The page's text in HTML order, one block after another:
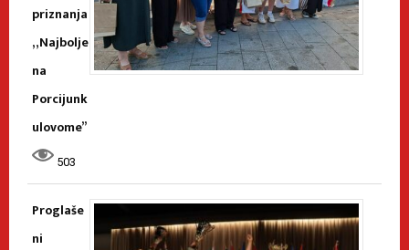
priznanja
„Najbolje
na
Porcijunk
ulovome”
503
Proglaše
ni